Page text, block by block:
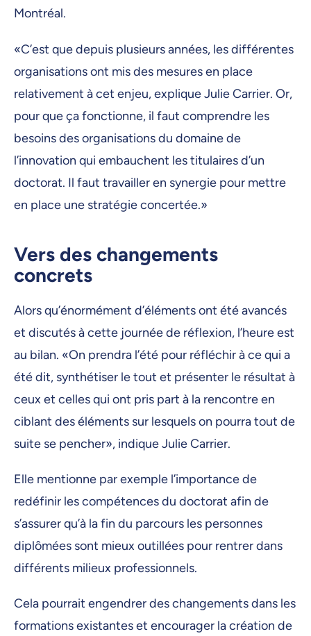
Montréal.
«C’est que depuis plusieurs années, les différentes
organisations ont mis des mesures en place
relativement à cet enjeu, explique Julie Carrier. Or,
pour que ça fonctionne, il faut comprendre les
besoins des organisations du domaine de
l’innovation qui embauchent les titulaires d’un
doctorat. Il faut travailler en synergie pour mettre
en place une stratégie concertée.»
Vers des changements
concrets
Alors qu’énormément d’éléments ont été avancés
et discutés à cette journée de réflexion, l’heure est
au bilan. «On prendra l’été pour réfléchir à ce qui a
été dit, synthétiser le tout et présenter le résultat à
ceux et celles qui ont pris part à la rencontre en
ciblant des éléments sur lesquels on pourra tout de
suite se pencher», indique Julie Carrier.
Elle mentionne par exemple l’importance de
redéfinir les compétences du doctorat afin de
s’assurer qu’à la fin du parcours les personnes
diplômées sont mieux outillées pour rentrer dans
différents milieux professionnels.
Cela pourrait engendrer des changements dans les
formations existantes et encourager la création de